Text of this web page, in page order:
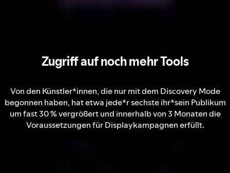
Zugriff auf noch mehr Tools
Von den Künstler*innen, die nur mit dem Discovery Mode
begonnen haben, hat etwa jede*r sechste ihr*sein Publikum
um fast 30 % vergrößert und innerhalb von 3 Monaten die
Voraussetzungen für Displaykampagnen erfüllt.